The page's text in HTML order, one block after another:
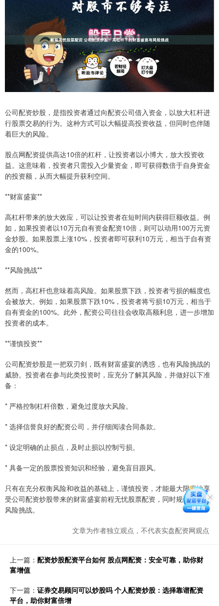
公司配资炒股，是指投资者通过向配资公司借入资金，以放大杠杆进
行股票交易的行为。这种方式可以大幅提高投资收益，但同时也伴随
着巨大的风险。
股点网配资提供高达10倍的杠杆，让投资者以小博大，放大投资收
益。这意味着，投资者只需投入少量资金，即可获得数倍于自身资金
的投资额，从而大幅提升获利空间。
**财富盛宴**
高杠杆带来的放大效应，可以让投资者在短时间内获得巨额收益。例
如，如果投资者以10万元自有资金配资10倍，则可以动用100万元资
金炒股。如果股票上涨10%，投资者即可获利10万元，相当于自有资
金的100%。
**风险挑战**
然而，高杠杆也意味着高风险。如果股票下跌，投资者亏损的幅度也
会被放大。例如，如果股票下跌10%，投资者将亏损10万元，相当于
自有资金的100%。此外，配资公司往往会收取高额利息，进一步增加
投资者的成本。
**谨慎投资**
公司配资炒股是一把双刃剑，既有财富盛宴的诱惑，也有风险挑战的
威胁。投资者在参与此类投资时，应充分了解其风险，并做好以下准
备：
* 严格控制杠杆倍数，避免过度放大风险。
* 选择信誉良好的配资公司，并仔细阅读合同条款。
* 设定明确的止损点，及时止损以控制亏损。
* 具备一定的股票投资知识和经验，避免盲目跟风。
只有在充分权衡风险和收益的基础上，谨慎投资，才能最大限度地享
受公司配资炒股带来的财富盛宴前程无忧股票配资，同时规避潜在的
风险挑战。
文章为作者独立观点，不代表实盘配资网观点
上一篇： 配资炒股配资平台如何 股点网配资：安全可靠，助你财
富增值
下一篇： 证券交易顾问可以炒股吗 个人配资炒股：选择靠谱配资
平台，助你财富倍增